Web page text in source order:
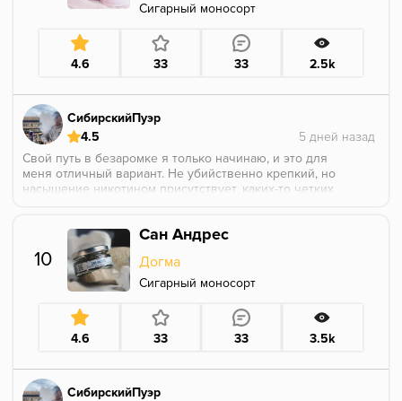
Сигарный моносорт
4.6 33 33 2.5k
СибирскийПуэр
4.5
Свой путь в безаромке я только начинаю, и это для
меня отличный вариант. Не убийственно крепкий, но
насыщение никотином присутствует, каких-то четких
10
Сан Андрес
Догма
Сигарный моносорт
4.6 33 33 3.5k
СибирскийПуэр